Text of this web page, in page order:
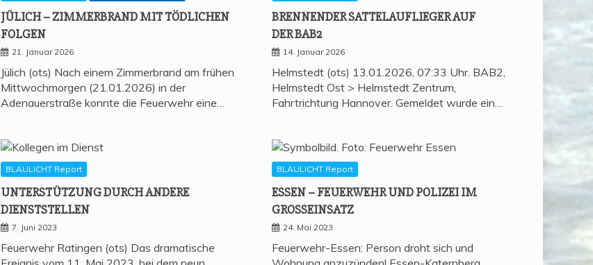
JÜLICH – ZIM­MER­BRAND MIT TÖD­LI­CHEN
FOLGEN
21. Januar 2026
Jülich (ots) Nach einem Zimmerbrand am frühen
Mittwochmorgen (21.01.2026) in der
Adenauerstraße konnte die Feuerwehr eine…
BREN­NEN­DER SAT­TEL­AUF­LIE­GER AUF
DER BAB2
14. Januar 2026
Helmstedt (ots) 13.01.2026, 07:33 Uhr. BAB2,
Helmstedt Ost > Helmstedt Zentrum,
Fahrtrichtung Hannover. Gemeldet wurde ein…
BLAULICHT Report
UNTER­STÜT­ZUNG DURCH ANDE­RE
DIENSTSTELLEN
7. Juni 2023
Feuerwehr Ratingen (ots) Das dramatische
BLAULICHT Report
ESSEN – FEU­ER­WEHR UND POLI­ZEI IM
GROSSEINSATZ
24. Mai 2023
Feuerwehr-Essen: Person droht sich und